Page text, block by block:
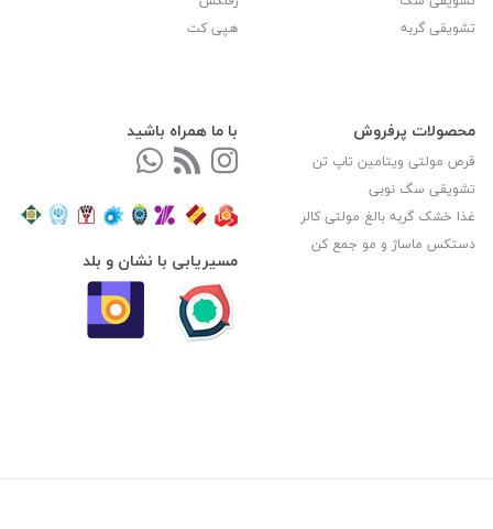
تشویقی گربه
هپی کت
محصولات پرفروش
قرص مولتی ویتامین تاپ تن
تشویقی سگ نوبی
غذا خشک گربه بالغ مولتی کالر
دستکس ماساژ و مو جمع کن
با ما همراه باشید
مسیریابی با نشان و بلد